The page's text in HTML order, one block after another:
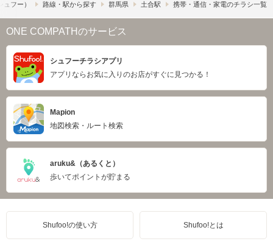
フー） 路線・駅から探す 群馬県 土合駅 携帯・通信・家電のチラシ一覧
ONE COMPATHのサービス
シュフーチラシアプリ
アプリならお気に入りのお店がすぐに見つかる！
Mapion
地図検索・ルート検索
aruku&（あるくと）
歩いてポイントが貯まる
Shufoo!の使い方 Shufoo!とは